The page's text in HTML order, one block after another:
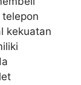
kekuatan